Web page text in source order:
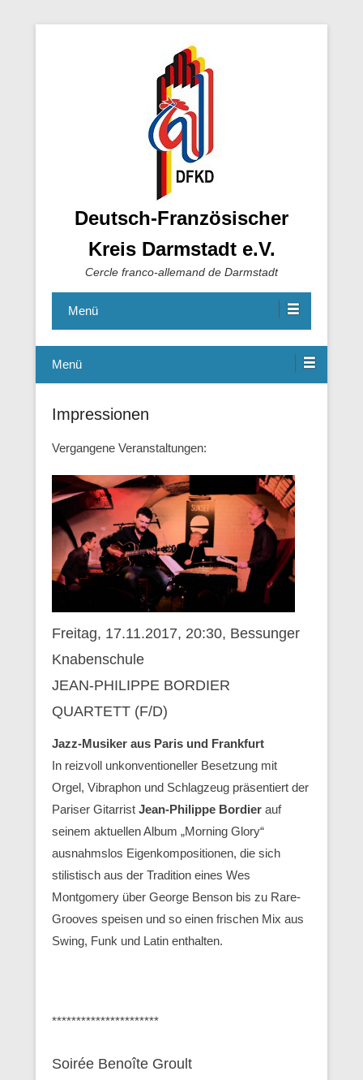
Deutsch-Französischer
Kreis Darmstadt e.V.
Cercle franco-allemand de Darmstadt
Menü
Menü
Impressionen
Vergangene Veranstaltungen:
Freitag, 17.11.2017, 20:30, Bessunger
Knabenschule
JEAN-PHILIPPE BORDIER
QUARTETT (F/D)
Jazz-Musiker aus Paris und Frankfurt
In reizvoll unkonventioneller Besetzung mit
Orgel, Vibraphon und Schlagzeug präsentiert der
Pariser Gitarrist Jean-Philippe Bordier auf
seinem aktuellen Album „Morning Glory“
ausnahmslos Eigenkompositionen, die sich
stilistisch aus der Tradition eines Wes
Montgomery über George Benson bis zu Rare-
Grooves speisen und so einen frischen Mix aus
Swing, Funk und Latin enthalten.
**********************
Soirée Benoîte Groult